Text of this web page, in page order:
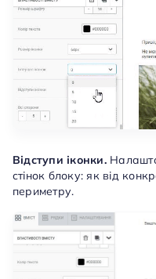
Відступи іконки.
стінок блоку: як від
периметру.